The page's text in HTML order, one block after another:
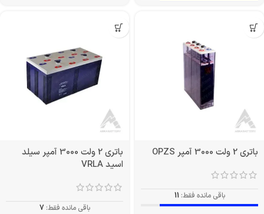
باتری 2 ولت 3000 آمپر OPZS
باقی مانده فقط: 11
باتری 2 ولت 3000 آمپر سیلد
اسید VRLA
باقی مانده فقط: 7